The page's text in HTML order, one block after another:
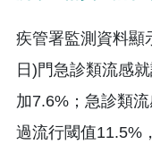
疾管署監測資料顯
日)門急診類流感
加7.6%；急診類
過流行閾值11.5%